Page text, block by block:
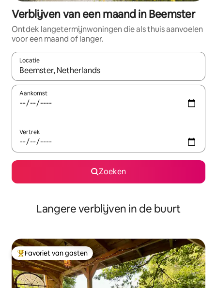
Verblijven van een maand in Beemster
Ontdek langetermijnwoningen die als thuis aanvoelen
voor een maand of langer.
Locatie
Wanneer er resultaten beschikbaar zijn, maak je een keuze
Aankomst
Vertrek
Zoeken
Langere verblijven in de buurt
Topfavoriet van gasten
Favoriet van gasten